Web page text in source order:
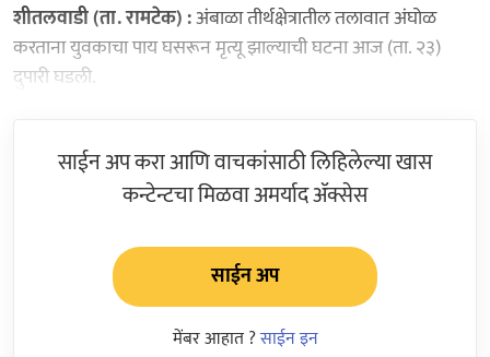
शीतलवाडी (ता. रामटेक) :अंबाळा तीर्थक्षेत्रातील तलावात अंघोळ
करताना युवकाचा पाय घसरून मृत्यू झाल्याची घटना आज (ता. २३)
दुपारी घडली.
साईन अप करा आणि वाचकांसाठी लिहिलेल्या खास
कन्टेन्टचा मिळवा अमर्याद ॲक्सेस
साईन अप
मेंबर आहात ?साईन इन